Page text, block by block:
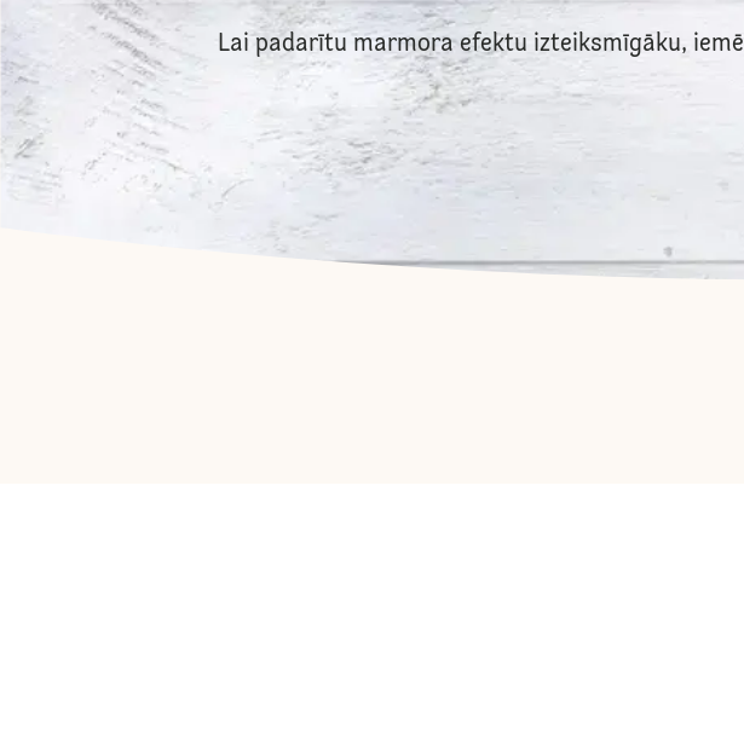
Lai padarītu marmora efektu izteiksmīgāku,